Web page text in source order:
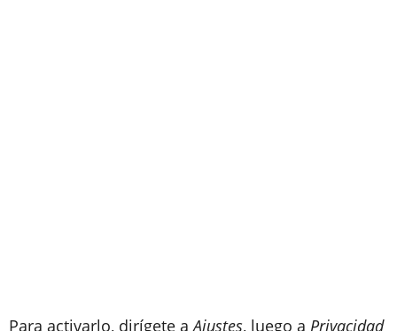
Para activarlo, dirígete aAjustes, luego a Privacidad